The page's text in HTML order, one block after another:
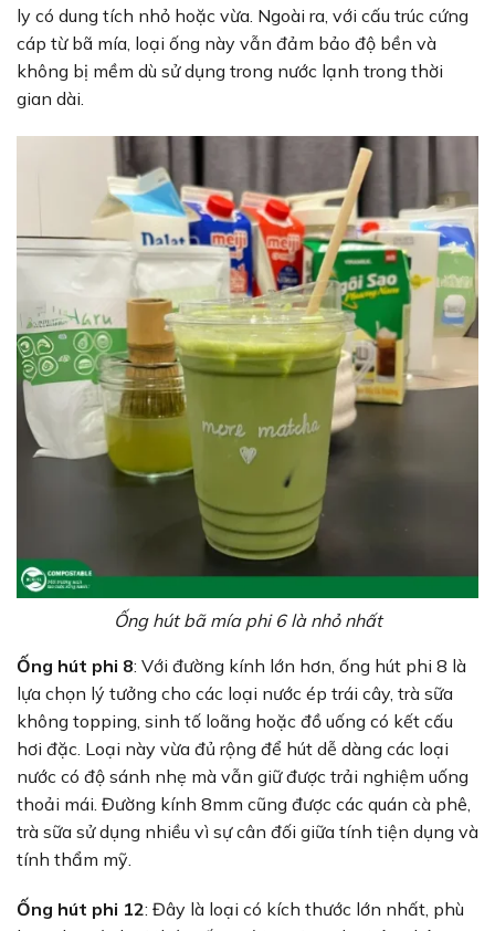
ly có dung tích nhỏ hoặc vừa. Ngoài ra, với cấu trúc cứng
cáp từ bã mía, loại ống này vẫn đảm bảo độ bền và
không bị mềm dù sử dụng trong nước lạnh trong thời
gian dài.
Ống hút bã mía phi 6 là nhỏ nhất
Ống hút phi 8: Với đường kính lớn hơn, ống hút phi 8 là
lựa chọn lý tưởng cho các loại nước ép trái cây, trà sữa
không topping, sinh tố loãng hoặc đồ uống có kết cấu
hơi đặc. Loại này vừa đủ rộng để hút dễ dàng các loại
nước có độ sánh nhẹ mà vẫn giữ được trải nghiệm uống
thoải mái. Đường kính 8mm cũng được các quán cà phê,
trà sữa sử dụng nhiều vì sự cân đối giữa tính tiện dụng và
tính thẩm mỹ.
Ống hút phi 12: Đây là loại có kích thước lớn nhất, phù